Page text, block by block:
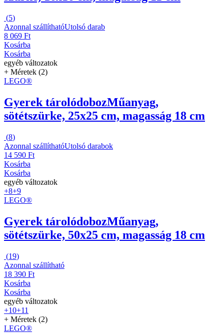
(5)
Azonnal szállíthatóUtolsó darab
8 069 Ft
Kosárba
Kosárba
egyéb változatok
+ Méretek (2)
LEGO®
Gyerek tárolódobozMűanyag,
sötétszürke, 25x25 cm, magasság 18 cm
(8)
Azonnal szállíthatóUtolsó darabok
14 590 Ft
Kosárba
Kosárba
egyéb változatok
+8+9
LEGO®
Gyerek tárolódobozMűanyag,
sötétszürke, 50x25 cm, magasság 18 cm
(19)
Azonnal szállítható
18 390 Ft
Kosárba
Kosárba
egyéb változatok
+10+11
+ Méretek (2)
LEGO®